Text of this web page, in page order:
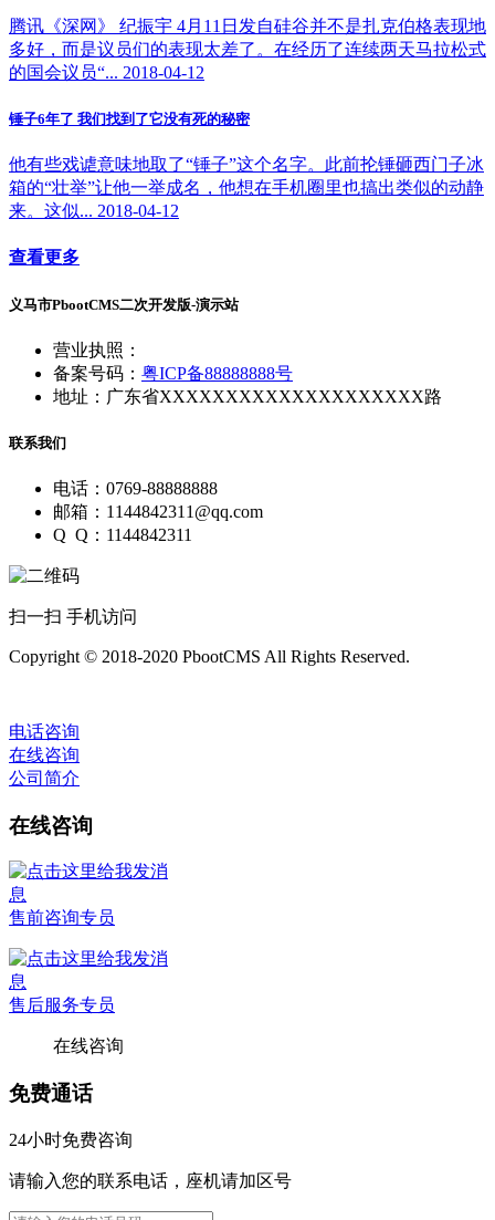
腾讯《深网》 纪振宇 4月11日发自硅谷并不是扎克伯格表现地
多好，而是议员们的表现太差了。在经历了连续两天马拉松式
的国会议员“... 2018-04-12
锤子6年了 我们找到了它没有死的秘密
他有些戏谑意味地取了“锤子”这个名字。此前抡锤砸西门子冰
箱的“壮举”让他一举成名，他想在手机圈里也搞出类似的动静
来。这似... 2018-04-12
查看更多
义马市PbootCMS二次开发版-演示站
营业执照：
备案号码： 粤ICP备88888888号
地址：广东省XXXXXXXXXXXXXXXXXXXX路
联系我们
电话：0769-88888888
邮箱：1144842311@qq.com
Q Q：1144842311
扫一扫 手机访问
Copyright © 2018-2020 PbootCMS All Rights Reserved.
电话咨询
在线咨询
公司简介
在线咨询
售前咨询专员
售后服务专员
在线咨询
免费通话
24小时免费咨询
请输入您的联系电话，座机请加区号